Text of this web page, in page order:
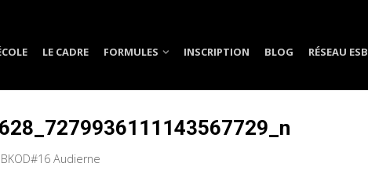
LE CADRE FORMULES INSCRIPTION BLOG RÉSEAU ESB
Audierne